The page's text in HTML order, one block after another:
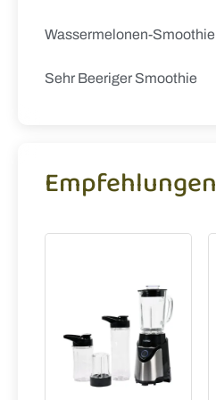
Wassermelonen-Smoothie
Sehr Beeriger Smoothie
Empfehlungen